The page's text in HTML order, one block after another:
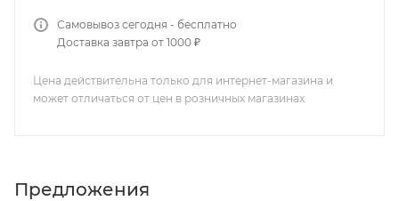
Самовывоз сегодня - бесплатно
Доставка завтра от 1000 ₽
Цена действительна только для интернет-магазина и
может отличаться от цен в розничных магазинах
Предложения